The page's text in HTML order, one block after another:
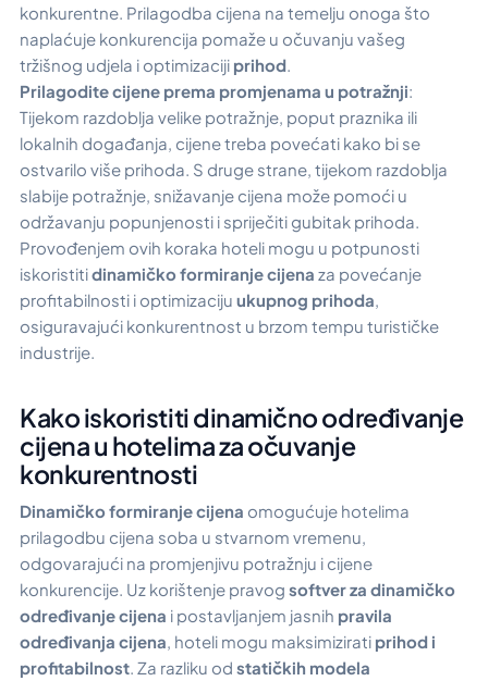
konkurentne. Prilagodba cijena na temelju onoga što
naplaćuje konkurencija pomaže u očuvanju vašeg
tržišnog udjela i optimizaciji prihod.
Prilagodite cijene prema promjenama u potražnji:
Tijekom razdoblja velike potražnje, poput praznika ili
lokalnih događanja, cijene treba povećati kako bi se
ostvarilo više prihoda. S druge strane, tijekom razdoblja
slabije potražnje, snižavanje cijena može pomoći u
održavanju popunjenosti i spriječiti gubitak prihoda.
Provođenjem ovih koraka hoteli mogu u potpunosti
iskoristitidinamičko formiranje cijena za povećanje
profitabilnosti i optimizaciju ukupnog prihoda,
osiguravajući konkurentnost u brzom tempu turističke
industrije.
Kako iskoristiti dinamično određivanje
cijena u hotelima za očuvanje
konkurentnosti
Dinamičko formiranje cijena omogućuje hotelima
prilagodbu cijena soba u stvarnom vremenu,
odgovarajući na promjenjivu potražnju i cijene
konkurencije. Uz korištenje pravog softver za dinamičko
određivanje cijena i postavljanjem jasnih pravila
određivanja cijena, hoteli mogu maksimizirati prihod i
profitabilnost. Za razliku od statičkih modela